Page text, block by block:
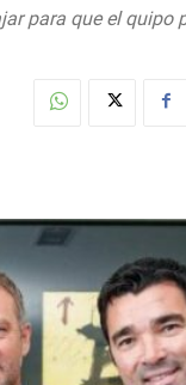
para que el quipo